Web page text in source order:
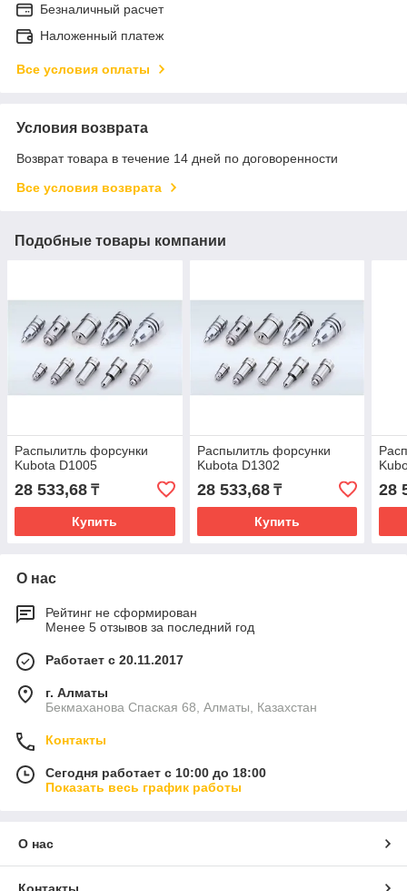
Безналичный расчет
Наложенный платеж
Все условия оплаты
Условия возврата
Возврат товара в течение 14 дней по договоренности
Все условия возврата
Подобные товары компании
Распылитль форсунки
Kubota D1005
28 533,68 ₸
Купить
Распылитль форсунки
Kubota D1302
28 533,68₸
Купить
28
О нас
Рейтинг не сформирован
Менее 5 отзывов за последний год
Работает с 20.11.2017
г. Алматы
Бекмаханова Спаская 68, Алматы, Казахстан
Контакты
Сегодня работает с 10:00 до 18:00
Показать весь график работы
О нас